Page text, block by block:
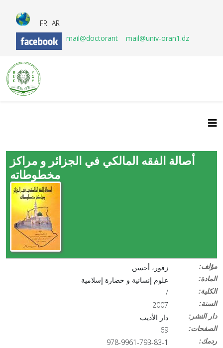
FR AR
mail@doctorant
mail@univ-oran1.dz
أصالة الفقه المالكي في الجزائر و مراكز
مخطوطاته
:مؤلف
زقور، أحسن
:المادة
علوم إنسانية و حضارة إسلامية
:الكلية
/
:السنة
2007
:دار النشر
دار الأديب
:الصفحات
69
:ردمك
978-9961-793-83-1